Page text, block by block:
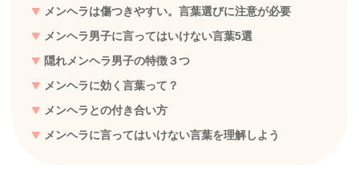
メンヘラは傷つきやすい。言葉選びに注意が必要
メンヘラ男子に言ってはいけない言葉5選
隠れメンヘラ男子の特徴３つ
メンヘラに効く言葉って？
メンヘラとの付き合い方
メンヘラに言ってはいけない言葉を理解しよう